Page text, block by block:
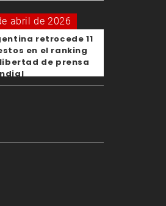
abril de 2026
retrocede 11
en el ranking
de prensa